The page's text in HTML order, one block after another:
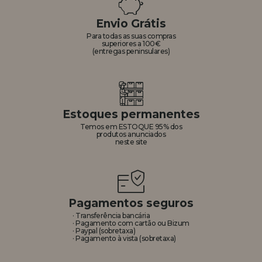
REGISTRO DE REVENDEDOR
Envio Grátis
Para todas as suas compras
superiores a 100€
(entregas peninsulares)
Estoques permanentes
Temos em ESTOQUE 95% dos
produtos anunciados
neste site
Pagamentos seguros
· Transferência bancária
· Pagamento com cartão ou Bizum
· Paypal (sobretaxa)
· Pagamento à vista (sobretaxa)